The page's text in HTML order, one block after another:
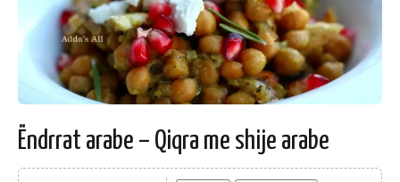
Ëndrrat arabe – Qiqra me shije arabe